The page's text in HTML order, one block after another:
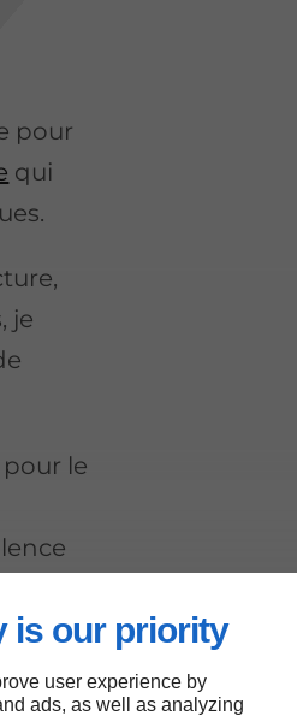
is our priority
user experience by
ads, as well as analyzing
pour
qui
je
le
variée